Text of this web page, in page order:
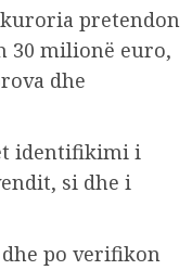
pretendon
30 milionë euro,
dhe
identifikimi i
si dhe i
po verifikon